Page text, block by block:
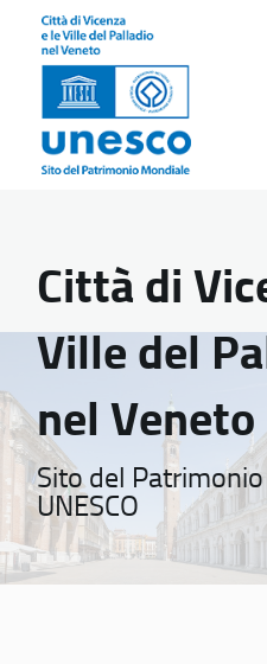
Città di
Ville del
nel Veneto
Sito del
UNESCO